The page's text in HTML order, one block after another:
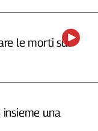
le morti sul
insieme una